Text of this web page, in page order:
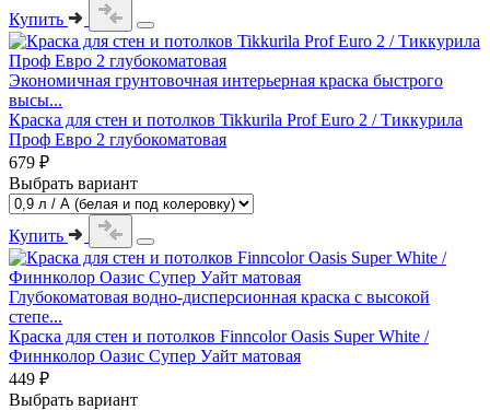
Купить
Экономичная грунтовочная интерьерная краска быстрого
высы...
Краска для стен и потолков Tikkurila Prof Euro 2 / Тиккурила
Проф Евро 2 глубокоматовая
679 ₽
Выбрать вариант
Купить
Глубокоматовая водно-дисперсионная краска с высокой
степе...
Краска для стен и потолков Finncolor Oasis Super White /
Финнколор Оазис Супер Уайт матовая
449 ₽
Выбрать вариант